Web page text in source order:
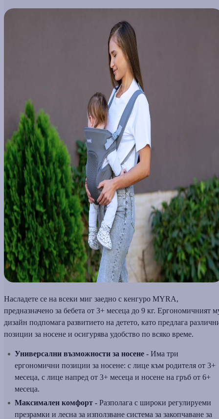
Насладете се на всеки миг заедно с кенгуро MYRA,
предназначено за бебета от 3+ месеца до 9 кг. Ергономичният
дизайн подпомага развитието на детето, като предлага
позиции за носене и осигурява удобство по всяко време.
Универсални възможности за носене - Има три
ергономични позиции за носене: с лице към родителя от 3+
месеца, с лице напред от 3+ месеца и носене на гръб от 6+
месеца.
Максимален комфорт - Разполага с широки регулируеми
презрамки и лесна за използване система за закопчаване за